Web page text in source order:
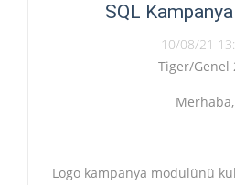
SQL
10/08/21
Tiger/Genel
Merhaba,
Logo kampanya modulünü